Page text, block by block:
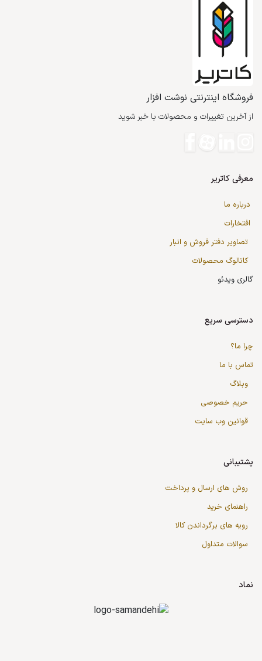
فروشگاه اینترنتی نوشت افزار
از آخرین تغییرات و محصولات با خبر شوید
معرفی کاتریر
درباره ما
افتخارات
تصاویر دفتر فروش و انبار
کاتالوگ محصولات
گالری ویدئو
دسترسی سریع
چرا ما؟
تماس با ما
وبلاگ
حریم خصوصی
قوانین وب سایت
پشتیبانی
روش های ارسال و پرداخت
راهنمای خرید
رویه های برگرداندن کالا
سوالات متداول
نماد